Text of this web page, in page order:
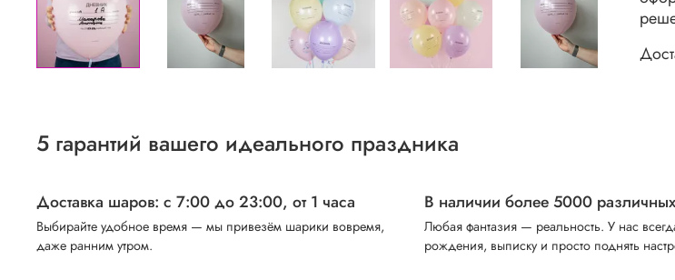
5 гарантий вашего идеального праздника
Доставка шаров: с 7:00 до 23:00, от 1 часа
Выбирайте удобное время — мы привезём шарики вовремя,
даже ранним утром.
В наличии более 5000
Любая фантазия — реальность. У нас
рождения, выписку и просто поднять